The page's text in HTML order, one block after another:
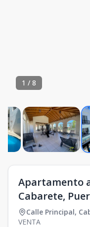
1 / 8
Apartamento
Cabarete,
Calle Principal,
VENTA